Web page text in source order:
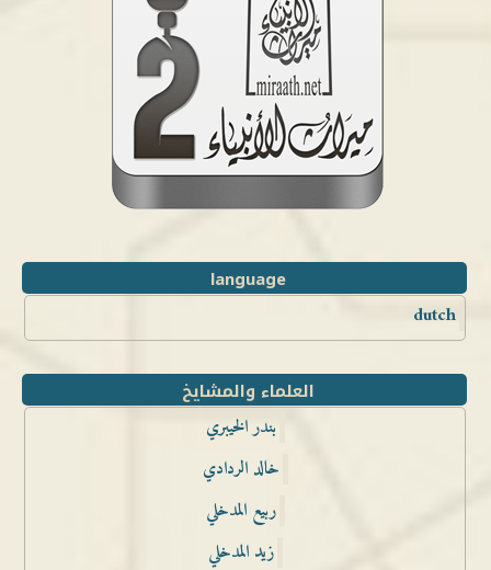
language
dutch
العلماء والمشايخ
بندر الخيبري
خالد الردادي
ربيع المدخلي
زيد المدخلي